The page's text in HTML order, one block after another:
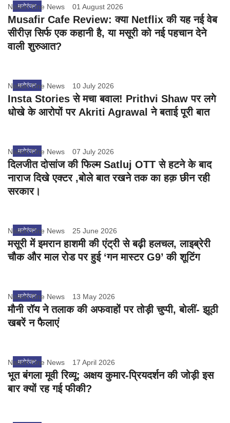
मनोरंजन
Nation One News 01 August 2026
Musafir Cafe Review: क्या Netflix की यह नई वेब
सीरीज़ सिर्फ एक कहानी है, या मसूरी को नई पहचान देने
वाली शुरुआत?
मनोरंजन
Nation One News 10 July 2026
Insta Stories से मचा बवाल! Prithvi Shaw पर लगे
धोखे के आरोपों पर Akriti Agrawal ने बताई पूरी बात
मनोरंजन
Nation One News 07 July 2026
दिलजीत दोसांज की फिल्म Satluj OTT से हटने के बाद
नाराज दिखे एक्टर ,बोले बात रखने तक का हक़ छीन रही
सरकार।
मनोरंजन
Nation One News 25 June 2026
मसूरी में इमरान हाशमी की एंट्री से बढ़ी हलचल, लाइब्रेरी
चौक और माल रोड पर हुई ‘गन मास्टर G9’ की शूटिंग
मनोरंजन
Nation One News 13 May 2026
मौनी रॉय ने तलाक की अफवाहों पर तोड़ी चुप्पी, बोलीं- झूठी
खबरें न फैलाएं
मनोरंजन
Nation One News 17 April 2026
भूत बंगला मूवी रिव्यू: अक्षय कुमार-प्रियदर्शन की जोड़ी इस
बार क्यों रह गई फीकी?